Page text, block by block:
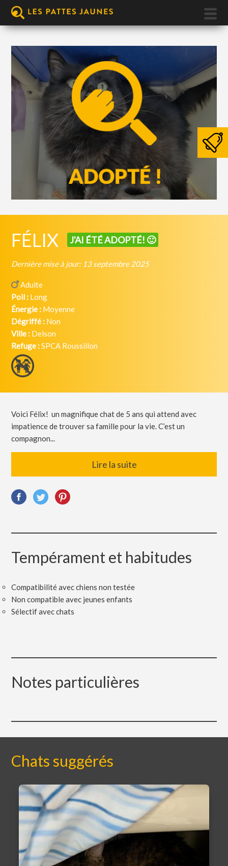
FÉLIX J'AI ÉTÉ ADOPTÉ! 🙂
Dernière mise à jour: 13 septembre 2025
Adulte
Poil : Long
Énergie : Moyenne
Dégriffé : Non
Ville : Delson
Refuge :SPCA Roussillon
Voici Félix! un magnifique chat de 5 ans qui attend avec
impatience de trouver sa famille pour la vie. C’est un
compagnon...
Lire la suite
Tempérament et habitudes
Compatibilité avec chiens non testée
Non compatible avec jeunes enfants
Sélectif avec chats
Notes particulières
Chats suggérés